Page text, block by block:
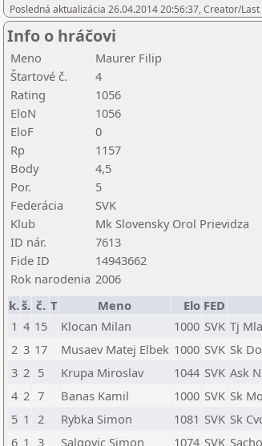
Posledná aktualizácia 26.04.2014 20:56:37, Creator/
Info o hráčovi
Meno
Maurer Filip
Štartové č.
4
Rating
1056
EloN
1056
EloF
0
Rp
1157
Body
4,5
Por.
5
Federácia
SVK
Klub
Mk Slovensky Orol Prievidza
ID nár.
7613
Fide ID
14943662
Rok narodenia 2006
k.š. č. T Meno Elo FED
1 4 15 Klocan Milan 1000 SVK Tj
2 3 17 Musaev Matej Elbek 1000 SVK Sk
3 2 5 Krupa Miroslav 1044 SVK Ask
4 2 7 Banas Kamil 1000 SVK Sk
5 1 2 Rybka Simon 1081 SVK Sk
6 1 3 Salgovic Simon 1074 SVK